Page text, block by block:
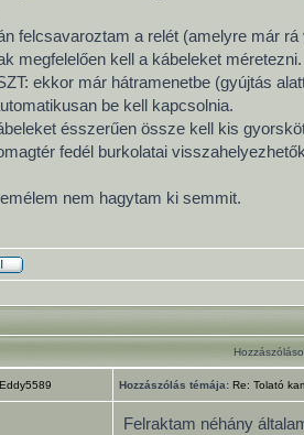
felcsavaroztam a relét (amelyre már
megfelelően kell a kábeleket méretezni.
ekkor már hátramenetbe (gyújtás
be kell kapcsolnia.
ésszerűen össze kell kis
fedél burkolatai visszahelyezhetők
nem hagytam ki semmit.
Eddy5589 Hozzászólás témája: Re: Tolató
Felraktam néhány